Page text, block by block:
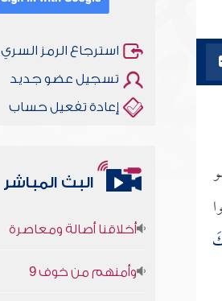
استرجاع الرمز السري
تسجيل عضو جديد
إعادة تفعيل حساب
البث المباشر